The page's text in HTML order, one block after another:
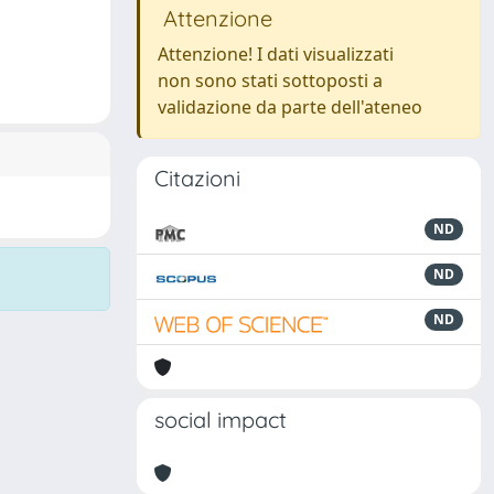
Attenzione
Attenzione! I dati visualizzati
non sono stati sottoposti a
validazione da parte dell'ateneo
Citazioni
ND
ND
ND
social impact